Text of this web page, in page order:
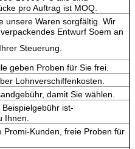
pro Auftrag ist MOQ.
unsere Waren sorgfältig. Wir
Entwurf Soem an
Steuerung.
geben Proben für Sie frei.
Lohnverschiffenkosten.
damit Sie wählen.
ist-
Ihnen.
Promi-Kunden, freie Proben für